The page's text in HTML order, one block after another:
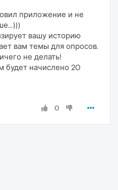
приложение и не
вашу историю
вам темы для опросов.
не делать!
будет начислено 20
0